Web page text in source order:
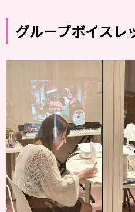
グループボイスレ